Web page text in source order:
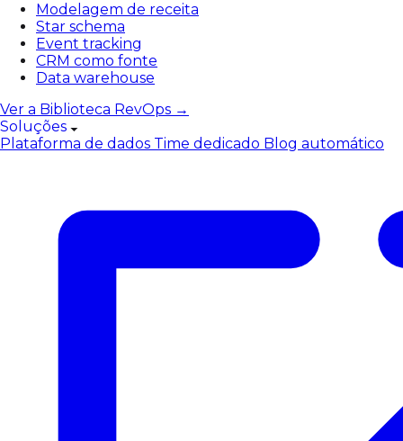
Modelagem de receita
Star schema
Event tracking
CRM como fonte
Data warehouse
Ver a Biblioteca RevOps →
Soluções
Plataforma de dados Time dedicado Blog automático